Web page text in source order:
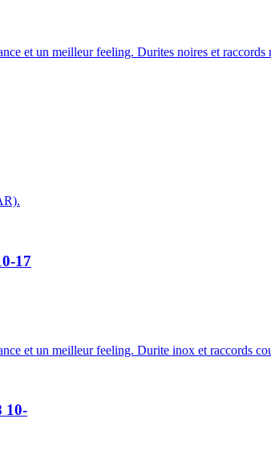
et un meilleur feeling. Durites noires et raccords
17
et un meilleur feeling. Durite inox et raccords
10-